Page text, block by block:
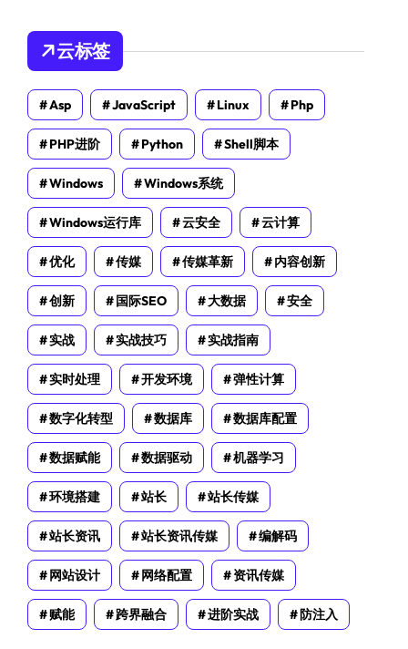
云标签
Asp JavaScript Linux Php
PHP进阶 Python Shell脚本
Windows Windows系统
Windows运行库 云安全 云计算
优化 传媒 传媒革新 内容创新
创新 国际SEO 大数据 安全
实战 实战技巧 实战指南
实时处理 开发环境 弹性计算
数字化转型 数据库 数据库配置
数据赋能 数据驱动 机器学习
环境搭建 站长 站长传媒
站长资讯 站长资讯传媒 编解码
网站设计 网络配置 资讯传媒
赋能 跨界融合 进阶实战 防注入